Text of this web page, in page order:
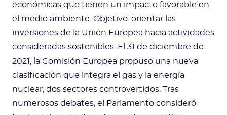
económicas que tienen un impacto favorable en
el medio ambiente. Objetivo: orientar las
inversiones de la Unión Europea hacia actividades
consideradas sostenibles. El 31 de diciembre de
2021, la Comisión Europea propuso una nueva
clasificación que integra el gas y la energía
nuclear, dos sectores controvertidos. Tras
numerosos debates, el Parlamento consideró